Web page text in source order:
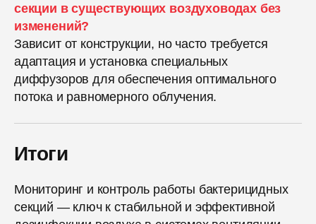
секции в существующих воздуховодах без
изменений?
Зависит от конструкции, но часто требуется
адаптация и установка специальных
диффузоров для обеспечения оптимального
потока и равномерного облучения.
Итоги
Мониторинг и контроль работы бактерицидных
секций — ключ к стабильной и эффективной